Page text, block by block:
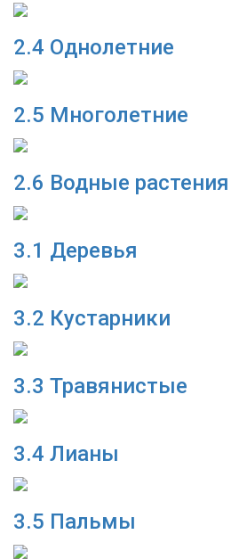
2.4 Однолетние
2.5 Многолетние
2.6 Водные растения
3.1 Деревья
3.2 Кустарники
3.3 Травянистые
3.4 Лианы
3.5 Пальмы